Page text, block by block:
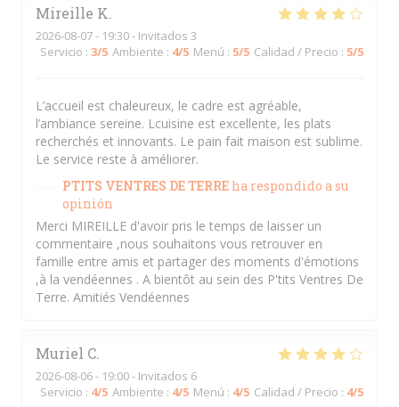
Mireille K
2026-08-07- 19:30 - Invitados 3
Servicio : 3/5 Ambiente : 4/5 Menú : 5/5 Calidad / Precio : 5/5
L’accueil est chaleureux, le cadre est agréable,
l’ambiance sereine. Lcuisine est excellente, les plats
recherchés et innovants. Le pain fait maison est sublime.
Le service reste à améliorer.
PTITS VENTRES DE TERRE ha respondido a su
opinión
Merci MIREILLE d'avoir pris le temps de laisser un
commentaire ,nous souhaitons vous retrouver en
famille entre amis et partager des moments d'émotions
,à la vendéennes . A bientôt au sein des P'tits Ventres De
Terre. Amitiés Vendéennes
Muriel C
2026-08-06- 19:00 - Invitados 6
Servicio : 4/5 Ambiente : 4/5 Menú : 4/5 Calidad / Precio : 4/5